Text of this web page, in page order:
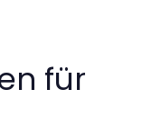
für